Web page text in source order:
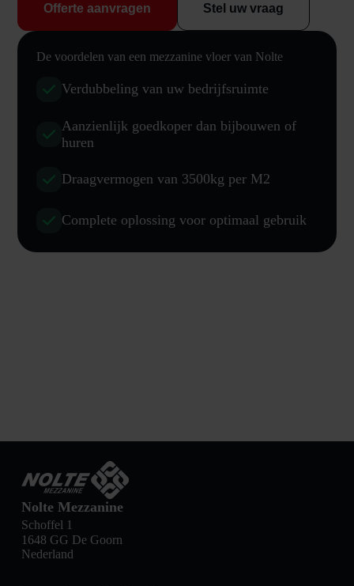
Offerte aanvragen Stel uw vraag
De voordelen van een mezzanine vloer van Nolte
Verdubbeling van uw bedrijfsruimte
Aanzienlijk goedkoper dan bijbouwen of
huren
Draagvermogen van 3500kg per M2
Complete oplossing voor optimaal gebruik
Nolte Mezzanine
Schoffel 1
1648 GG De Goorn
Nederland